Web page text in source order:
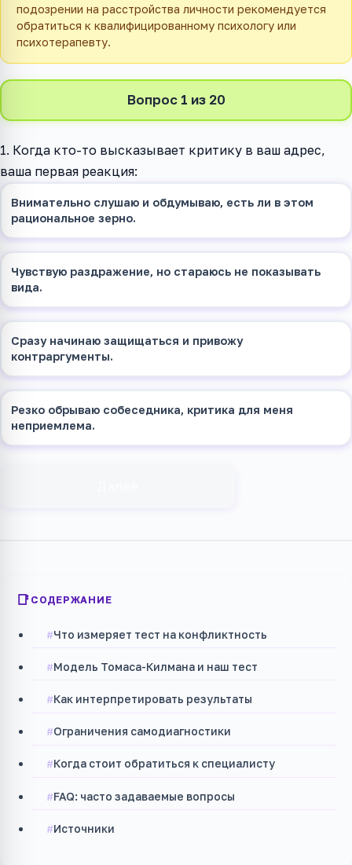
подозрении на расстройства личности рекомендуется
обратиться к квалифицированному психологу или
психотерапевту.
Вопрос 1 из 20
1. Когда кто-то высказывает критику в ваш адрес,
ваша первая реакция:
Внимательно слушаю и обдумываю, есть ли в этом
рациональное зерно.
Чувствую раздражение, но стараюсь не показывать
вида.
Сразу начинаю защищаться и привожу
контраргументы.
Резко обрываю собеседника, критика для меня
неприемлема.
СОДЕРЖАНИЕ
Что измеряет тест на конфликтность
Модель Томаса-Килмана и наш тест
Как интерпретировать результаты
Ограничения самодиагностики
Когда стоит обратиться к специалисту
FAQ: часто задаваемые вопросы
Источники